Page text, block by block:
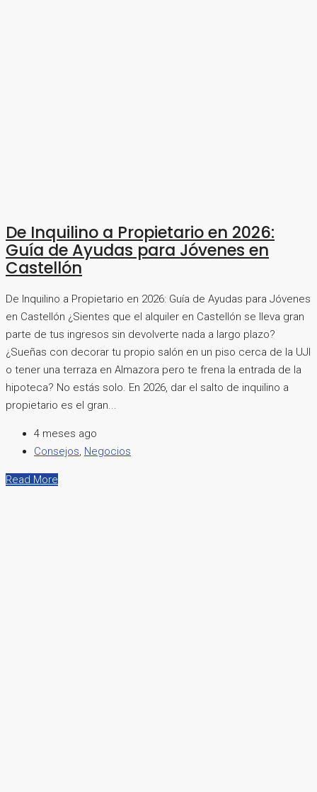
De Inquilino a Propietario en 2026:
Guía de Ayudas para Jóvenes en
Castellón
De Inquilino a Propietario en 2026: Guía de Ayudas para Jóvenes
en Castellón ¿Sientes que el alquiler en Castellón se lleva gran
parte de tus ingresos sin devolverte nada a largo plazo?
¿Sueñas con decorar tu propio salón en un piso cerca de la UJI
o tener una terraza en Almazora pero te frena la entrada de la
hipoteca? No estás solo. En 2026, dar el salto de inquilino a
propietario es el gran...
4 meses ago
Consejos, Negocios
Read More